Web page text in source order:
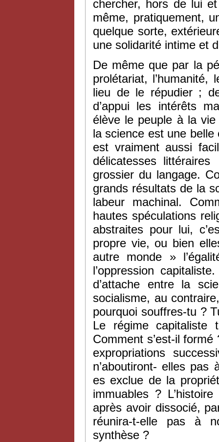
chercher, hors de lui
même, pratiquement,
quelque sorte,
une solidarité intime et
De même que par la
prolétariat, l’humanité,
lieu de le répudier ;
d’appui les intérêts
élève le peuple à la
la science est une
est vraiment aussi
délicatesses
grossier du langage.
grands résultats de la
labeur machinal.
hautes spéculations
abstraites pour lui,
propre vie, ou bien
autre monde »
l’oppression
d’attache entre la
socialisme, au
pourquoi souffres-tu ?
Le régime capitaliste
Comment s’est-il
expropriations
n’aboutiront- elles pas
es exclue de la
immuables ?
après avoir dissocié,
réunira-t-elle pas à
synthèse ?